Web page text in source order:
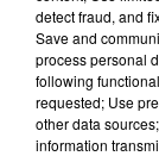
detect fraud, and
Save and
process personal
following
requested; Use
other data
information